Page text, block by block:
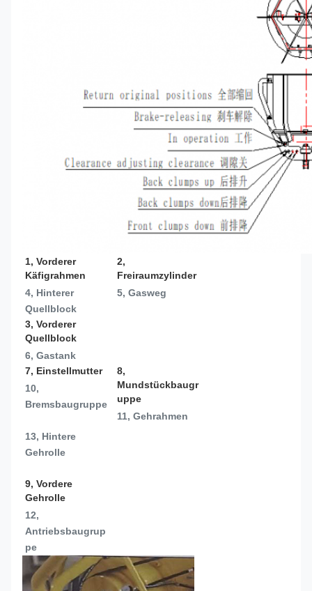
1, Vorderer
Käfigrahmen
4, Hinterer
Quellblock
2,
Freiraumzylinder
5, Gasweg
3, Vorderer
Quellblock
6, Gastank
7, Einstellmutter
10,
Bremsbaugruppe
13, Hintere
Gehrolle
8,
Mundstückbaugr
uppe
11, Gehrahmen
9, Vordere
Gehrolle
12,
Antriebsbaugrup
pe